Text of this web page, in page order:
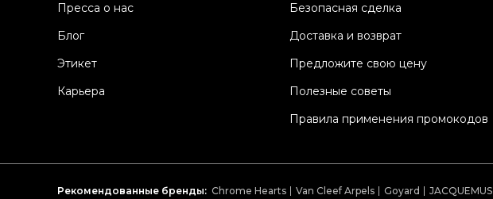
Пресса о нас
Блог
Этикет
Карьера
Безопасная сделка
Доставка и возврат
Предложите свою цену
Полезные советы
Правила применения промокодов
Рекомендованные бренды: Chrome Hearts Van Cleef Arpels Goyard JACQUEMUS